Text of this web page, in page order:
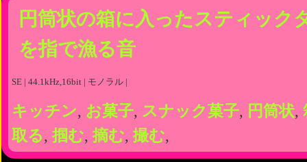
円筒状の箱に入ったスティック
を指で漁る音
SE | 44.1kHz,16bit | モノラル |
キッチン, お菓子, スナック菓子, 円筒状,
取る, 掴む, 摘む, 撮む,